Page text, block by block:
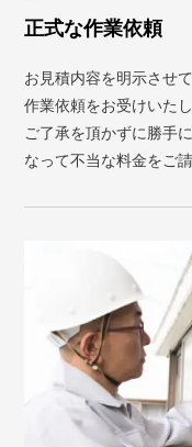
正式な作業依頼
お見積内容を明示させ
作業依頼をお受けいたし
ご了承を頂かずに勝手
なって不当な料金をご